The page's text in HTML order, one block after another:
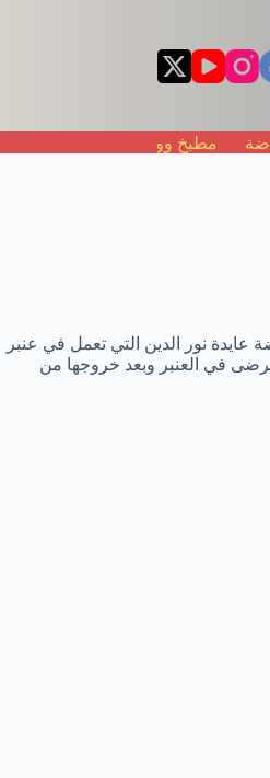
مطبخ ووجبات
عايدة نور الدين التي تعمل في عنبر
في العنبر وبعد خروجها من